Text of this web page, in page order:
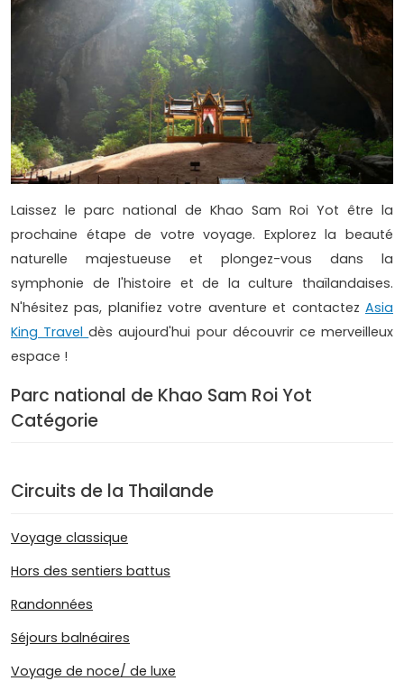
Laissez le parc national de Khao Sam Roi Yot être la
prochaine étape de votre voyage. Explorez la beauté
naturelle majestueuse et plongez-vous dans la
symphonie de l'histoire et de la culture thaïlandaises.
N'hésitez pas, planifiez votre aventure et contactez Asia
King Traveldès aujourd'hui pour découvrir ce merveilleux
espace !
Parc national de Khao Sam Roi Yot
Catégorie
Circuits de la Thailande
Voyage classique
Hors des sentiers battus
Randonnées
Séjours balnéaires
Voyage de noce/ de luxe